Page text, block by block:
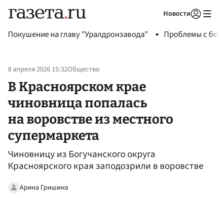
Новости
Покушение на главу "Уралдронзавода" Проблемы с
8 апреля 2026 15:32Общество
В Красноярском крае
чиновница попалась
на воровстве из местного
супермаркета
Чиновницу из Богучанского округа
Красноярского края заподозрили в воровстве
Арина Гришина